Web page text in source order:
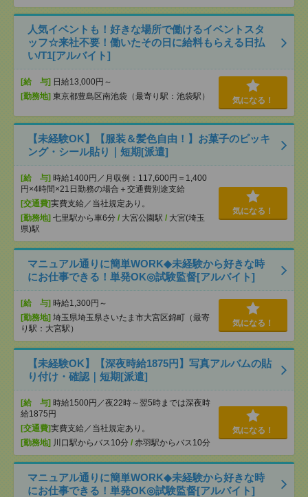
人気イベントも！好きな場所で働けるイベントスタ
ッフ☆来社不要！働いたその日に給料もらえる日払
い/T1[アルバイト]
[給 与] 日給13,000円～
[勤務地] 東京都豊島区南池袋（最寄り駅：池袋駅） 気になる！
【未経験OK】【服装＆髪色自由！】お菓子のピッキ
ング・シール貼り｜短期[派遣]
[給 与] 時給1400円／月収例：117,600円＝1,400
円×4時間×21日勤務の場合＋交通費別途支給
[交通費]実費支給／当社規定あり。
[勤務地] 七里駅から車6分 / 大宮公園駅 / 大宮(埼玉
県)駅
気になる！
マニュアル通りに簡単WORK◆未経験から好きな時
にお仕事できる！単発OK◎試験監督[アルバイト]
[給 与] 時給1,300円～
[勤務地] 埼玉県埼玉県さいたま市大宮区錦町（最寄
り駅：大宮駅）
気になる！
【未経験OK】【深夜時給1875円】写真アルバムの貼
り付け・確認｜短期[派遣]
[給 与] 時給1500円／夜22時～翌5時までは深夜時
給1875円
[交通費]実費支給／当社規定あり。
[勤務地] 川口駅からバス10分 / 赤羽駅からバス10分
気になる！
マニュアル通りに簡単WORK◆未経験から好きな時
にお仕事できる！単発OK◎試験監督[アルバイト]